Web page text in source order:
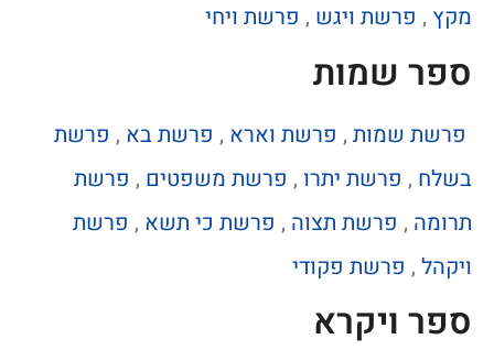
מקץ , פרשת ויגש , פרשת ויחי
ספר שמות
פרשת שמות , פרשת וארא , פרשת בא , פרשת
בשלח , פרשת יתרו , פרשת משפטים , פרשת
תרומה , פרשת תצוה , פרשת כי תשא , פרשת
ויקהל , פרשת פקודי
ספר ויקרא